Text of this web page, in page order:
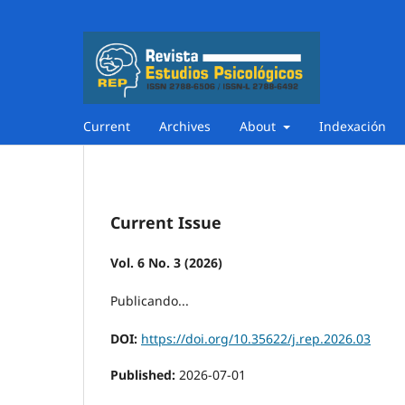
Current Archives About Indexación
Current Issue
Vol. 6 No. 3 (2026)
Publicando...
DOI: https://doi.org/10.35622/j.rep.2026.03
Published: 2026-07-01